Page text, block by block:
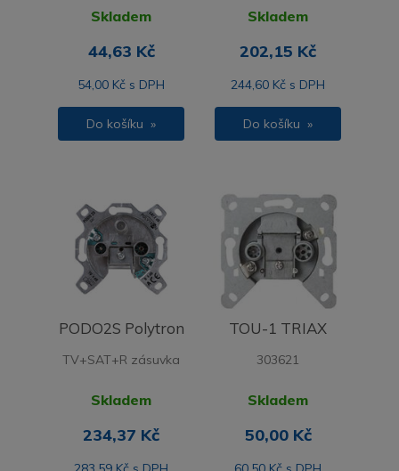
Skladem
44,63 Kč
54,00 Kč s DPH
Do košíku »
Skladem
202,15 Kč
244,60 Kč s DPH
Do košíku »
PODO2S Polytron
TV+SAT+R zásuvka
Skladem
234,37 Kč
TOU-1 TRIAX
303621
Skladem
50,00 Kč